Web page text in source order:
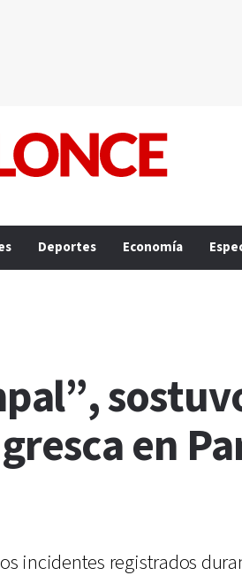
Deportes Economía
en
incidentes registrados